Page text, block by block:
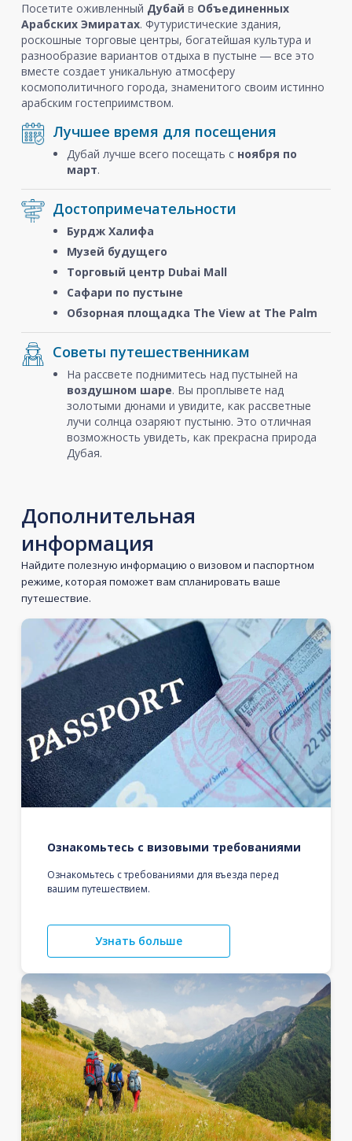
Посетите оживленный Дубай в Объединенных
Арабских Эмиратах. Футуристические здания,
роскошные торговые центры, богатейшая культура и
разнообразие вариантов отдыха в пустыне ― все это
вместе создает уникальную атмосферу
космополитичного города, знаменитого своим истинно
арабским гостеприимством.
Лучшее время для посещения
Дубай лучше всего посещать с ноября по
март.
Достопримечательности
Бурдж Халифа
Музей будущего
Торговый центр Dubai Mall
Сафари по пустыне
Обзорная площадка The View at The Palm
Советы путешественникам
На рассвете поднимитесь над пустыней на
воздушном шаре. Вы проплывете над
золотыми дюнами и увидите, как рассветные
лучи солнца озаряют пустыню. Это отличная
возможность увидеть, как прекрасна природа
Дубая.
Дополнительная
информация
Найдите полезную информацию о визовом и паспортном
режиме, которая поможет вам спланировать ваше
путешествие.
Ознакомьтесь с визовыми требованиями
Ознакомьтесь с требованиями для въезда перед
вашим путешествием.
Узнать больше